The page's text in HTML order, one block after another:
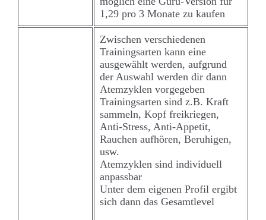
1,29 pro 3 Monate zu kaufen
Zwischen verschiedenen
Trainingsarten kann eine
ausgewählt werden, aufgrund
der Auswahl werden dir dann
Atemzyklen vorgegeben
Trainingsarten sind z.B. Kraft
sammeln, Kopf freikriegen,
Anti-Stress, Anti-Appetit,
Rauchen aufhören, Beruhigen,
usw.
Atemzyklen sind individuell
anpassbar
Unter dem eigenen Profil ergibt
sich dann das Gesamtlevel